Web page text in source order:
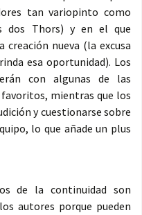
tan variopinto como
dos Thors) y en el que
nueva (la excusa
esa oportunidad). Los
con algunas de las
favoritos, mientras que los
y cuestionarse sobre
lo que añade un plus
de la continuidad son
autores porque pueden